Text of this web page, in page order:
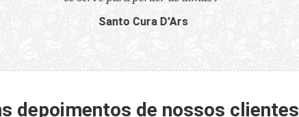
Santo Cura D'Ars
depoimentos de nossos clientes